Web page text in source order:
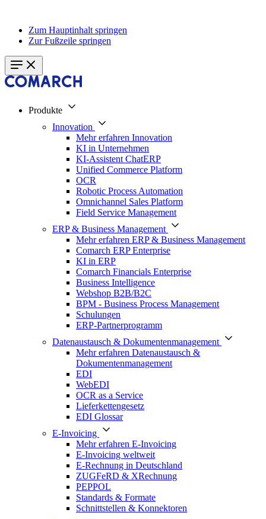
Zum Hauptinhalt springen
Zur Fußzeile springen
Produkte
Innovation
Mehr erfahren Innovation
KI in Unternehmen
KI-Assistent ChatERP
Unified Commerce Platform
OCR
Robotic Process Automation
Omnichannel Sales Platform
Field Service Management
ERP & Business Management
Mehr erfahren ERP & Business Management
Comarch ERP Enterprise
KI in ERP
Comarch Financials Enterprise
Business Intelligence
Webshop B2B/B2C
BPM - Business Process Management
Schulungen
ERP-Partnerprogramm
Datenaustausch & Dokumentenmanagement
Mehr erfahren Datenaustausch &
Dokumentenmanagement
EDI
WebEDI
OCR as a Service
Lieferkettengesetz
EDI Glossar
E-Invoicing
Mehr erfahren E-Invoicing
E-Invoicing weltweit
E-Rechnung in Deutschland
ZUGFeRD & XRechnung
PEPPOL
Standards & Formate
Schnittstellen & Konnektoren